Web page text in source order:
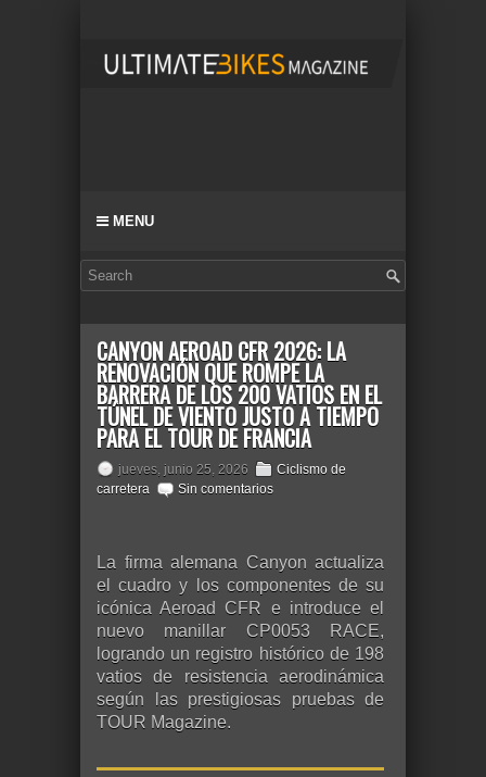
MENU
CANYON AEROAD CFR 2026: LA
RENOVACIÓN QUE ROMPE LA
BARRERA DE LOS 200 VATIOS EN EL
TÚNEL DE VIENTO JUSTO A TIEMPO
PARA EL TOUR DE FRANCIA
jueves, junio 25, 2026
Ciclismo de
carretera
Sin comentarios
La firma alemana Canyon actualiza
el cuadro y los componentes de su
icónica Aeroad CFR e introduce el
nuevo manillar CP0053 RACE,
logrando un registro histórico de 198
vatios de resistencia aerodinámica
según las prestigiosas pruebas de
TOUR Magazine.